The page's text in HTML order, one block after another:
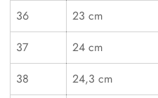
36
23 cm
37
24 cm
38
24,3 cm
Are you 18
No, I'm not